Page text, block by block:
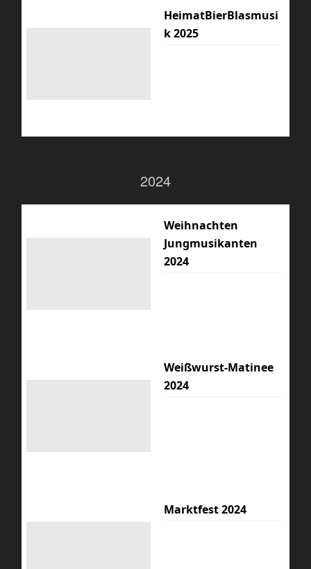
HeimatBierBlasmusi
k 2025
2024
Weihnachten
Jungmusikanten
2024
Weißwurst-Matinee
2024
Marktfest 2024